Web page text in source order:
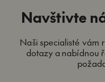
Navštivte
Naši specialisté
dotazy a nabídnou